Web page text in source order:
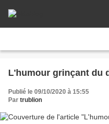
Publié le 09/10/2020 à 15:55
Par trublion